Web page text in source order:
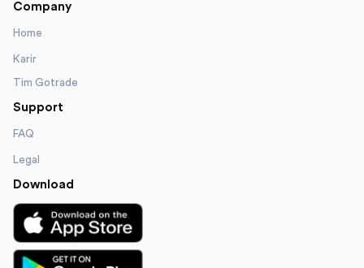
Company
Home
Karir
Tim Gotrade
Support
FAQ
Legal
Download